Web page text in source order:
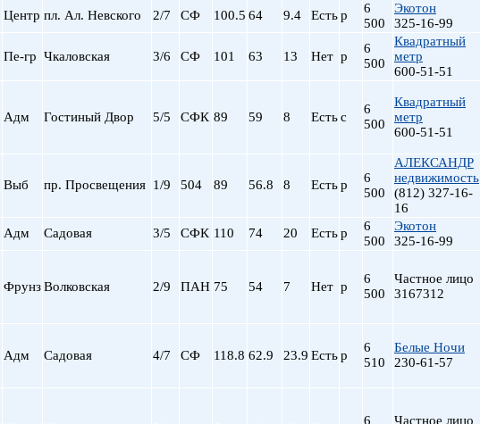
Центр пл. Ал. Невского 2/7 СФ 100.5 64 9.4 Естьр
6
500
Экотон
325-16-99
Пе-гр Чкаловская 3/6 СФ 101 63 13 Нет р
6
500
Квадратный
метр
600-51-51
Адм Гостиный Двор 5/5 СФК 89 59 8 Естьс
6
500
Квадратный
метр
600-51-51
Выб пр. Просвещения 1/9 504 89 56.8 8 Естьр
6
500
АЛЕКСАНДР
недвижимость
(812) 327-16-
16
Адм Садовая 3/5 СФК 110 74 20 Естьр
6
500
Экотон
325-16-99
ФрунзВолковская 2/9 ПАН 75 54 7 Нет р
6
500
Частное лицо
3167312
Адм Садовая 4/7 СФ 118.8 62.9 23.9 Естьр
6
510
Белые Ночи
230-61-57
6
Частное лицо